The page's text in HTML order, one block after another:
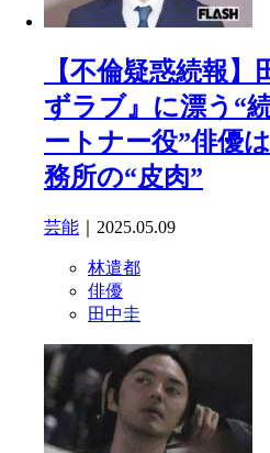
【不倫疑惑続報
ずラブ』に漂う“
ートナー役”俳優
務所の“皮肉”
芸能 ｜2025.05.09
林遣都
俳優
田中圭